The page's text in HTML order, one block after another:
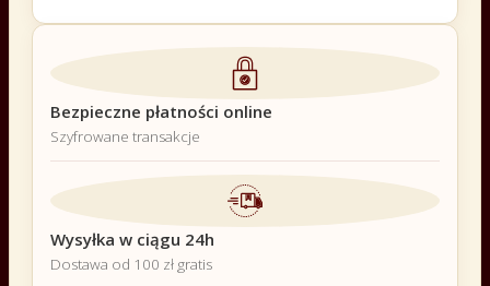
Bezpieczne płatności online
Szyfrowane transakcje
Wysyłka w ciągu 24h
Dostawa od 100 zł gratis